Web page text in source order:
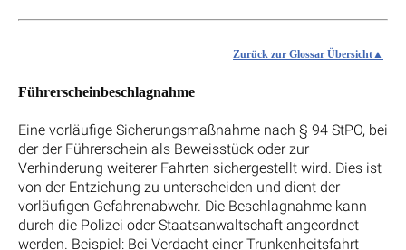
Zurück zur Glossar Übersicht
Führerscheinbeschlagnahme
Eine vorläufige Sicherungsmaßnahme nach § 94 StPO, bei
der der Führerschein als Beweisstück oder zur
Verhinderung weiterer Fahrten sichergestellt wird. Dies ist
von der Entziehung zu unterscheiden und dient der
vorläufigen Gefahrenabwehr. Die Beschlagnahme kann
durch die Polizei oder Staatsanwaltschaft angeordnet
werden. Beispiel: Bei Verdacht einer Trunkenheitsfahrt